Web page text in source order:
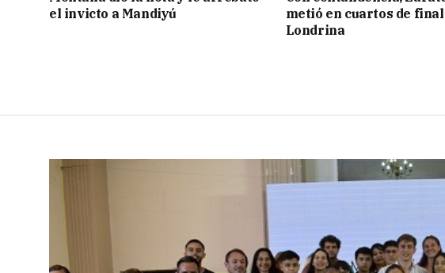
el invicto a Mandiyú
metió en cuartos de
Londrina